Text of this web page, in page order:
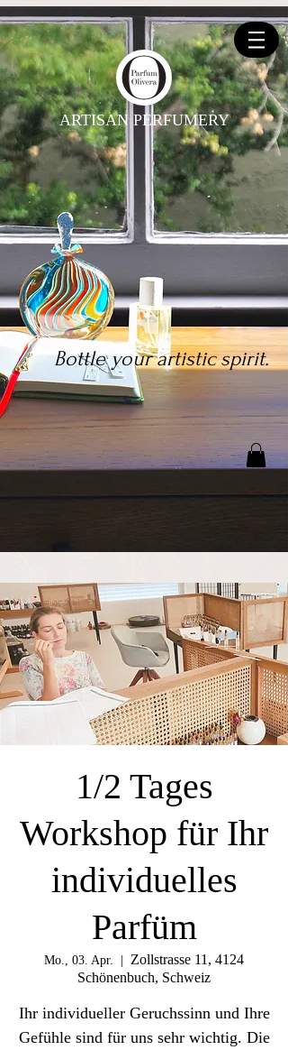
ARTISAN PERFUMERY
Bottle your artistic spirit.
1/2 Tages
Workshop für Ihr
individuelles
Parfüm
Mo., 03. Apr.
Zollstrasse 11, 4124
Schönenbuch, Schweiz
Ihr individueller Geruchssinn und Ihre
Gefühle sind für uns sehr wichtig. Die